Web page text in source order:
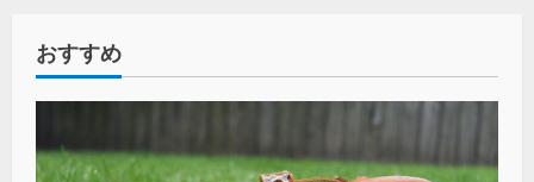
おすすめ